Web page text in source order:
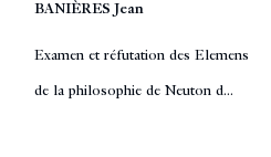
BANIÈRES Jean
Examen et réfutation des Elemens
de la philosophie de Neuton d...